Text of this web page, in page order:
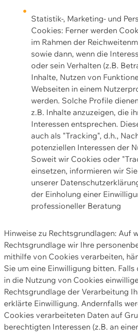
Statistik-, Marketing- und
Cookies: Ferner werden
im Rahmen der
sowie dann, wenn die
oder sein Verhalten (z.B.
Inhalte, Nutzen von
Webseiten in einem
werden. Solche Profile
z.B. Inhalte anzuzeigen, die
Interessen entsprechen.
auch als "Tracking", d.h.,
potenziellen Interessen der
Soweit wir Cookies oder
einsetzen, informieren wir
unserer
der Einholung einer
professioneller Beratung
Hinweise zu Rechtsgrundlagen: Auf
Rechtsgrundlage wir Ihre
mithilfe von Cookies verarbeiten,
Sie um eine Einwilligung bitten.
in die Nutzung von Cookies
Rechtsgrundlage der Verarbeitung
erklärte Einwilligung. Andernfalls
Cookies verarbeiteten Daten auf
berechtigten Interessen (z.B. an